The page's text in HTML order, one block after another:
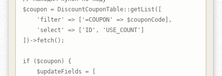
$coupon = DiscountCouponTable::getList([
'filter' => ['=COUPON' => $couponCode],
'select' => ['ID', 'USE_COUNT']
])->fetch();
if ($coupon) {
$updateFields = [